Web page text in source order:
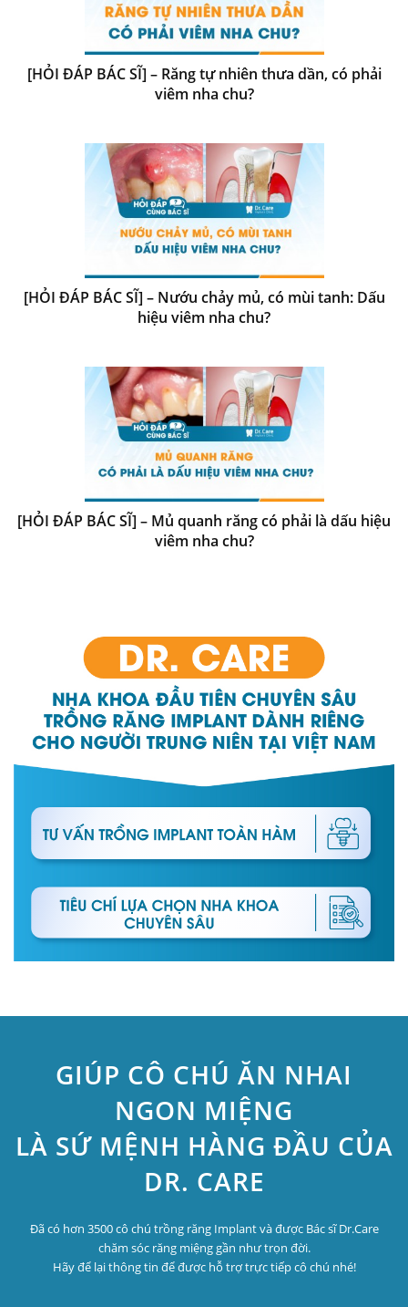
[HỎI ĐÁP BÁC SĨ] – Răng tự nhiên thưa dần, có phải
viêm nha chu?
[HỎI ĐÁP BÁC SĨ] – Nướu chảy mủ, có mùi tanh: Dấu
hiệu viêm nha chu?
[HỎI ĐÁP BÁC SĨ] – Mủ quanh răng có phải là dấu hiệu
viêm nha chu?
GIÚP CÔ CHÚ ĂN NHAI
NGON MIỆNG
LÀ SỨ MỆNH HÀNG ĐẦU CỦA
DR. CARE
Đã có hơn 3500 cô chú trồng răng Implant và được Bác sĩ Dr.Care
chăm sóc răng miệng gần như trọn đời.
Hãy để lại thông tin để được hỗ trợ trực tiếp cô chú nhé!